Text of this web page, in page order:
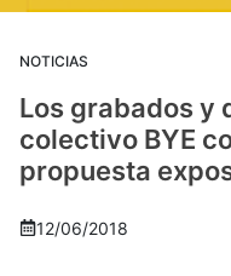
NOTICIAS
Los grabados y
colectivo BYE
propuesta
12/06/2018